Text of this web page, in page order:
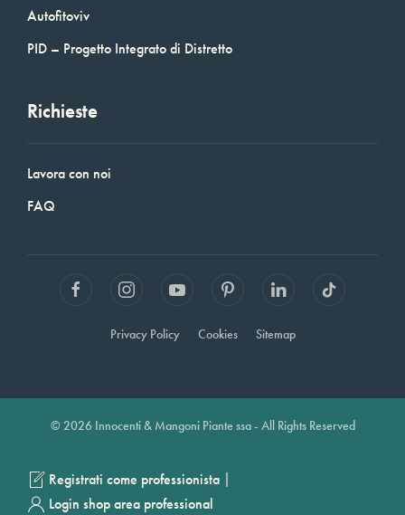
Autofitoviv
PID – Progetto Integrato di Distretto
Richieste
Lavora con noi
FAQ
Privacy Policy Cookies Sitemap
© 2026 Innocenti & Mangoni Piante ssa - All Rights Reserved
Registrati come professionista |
Login shop area professional